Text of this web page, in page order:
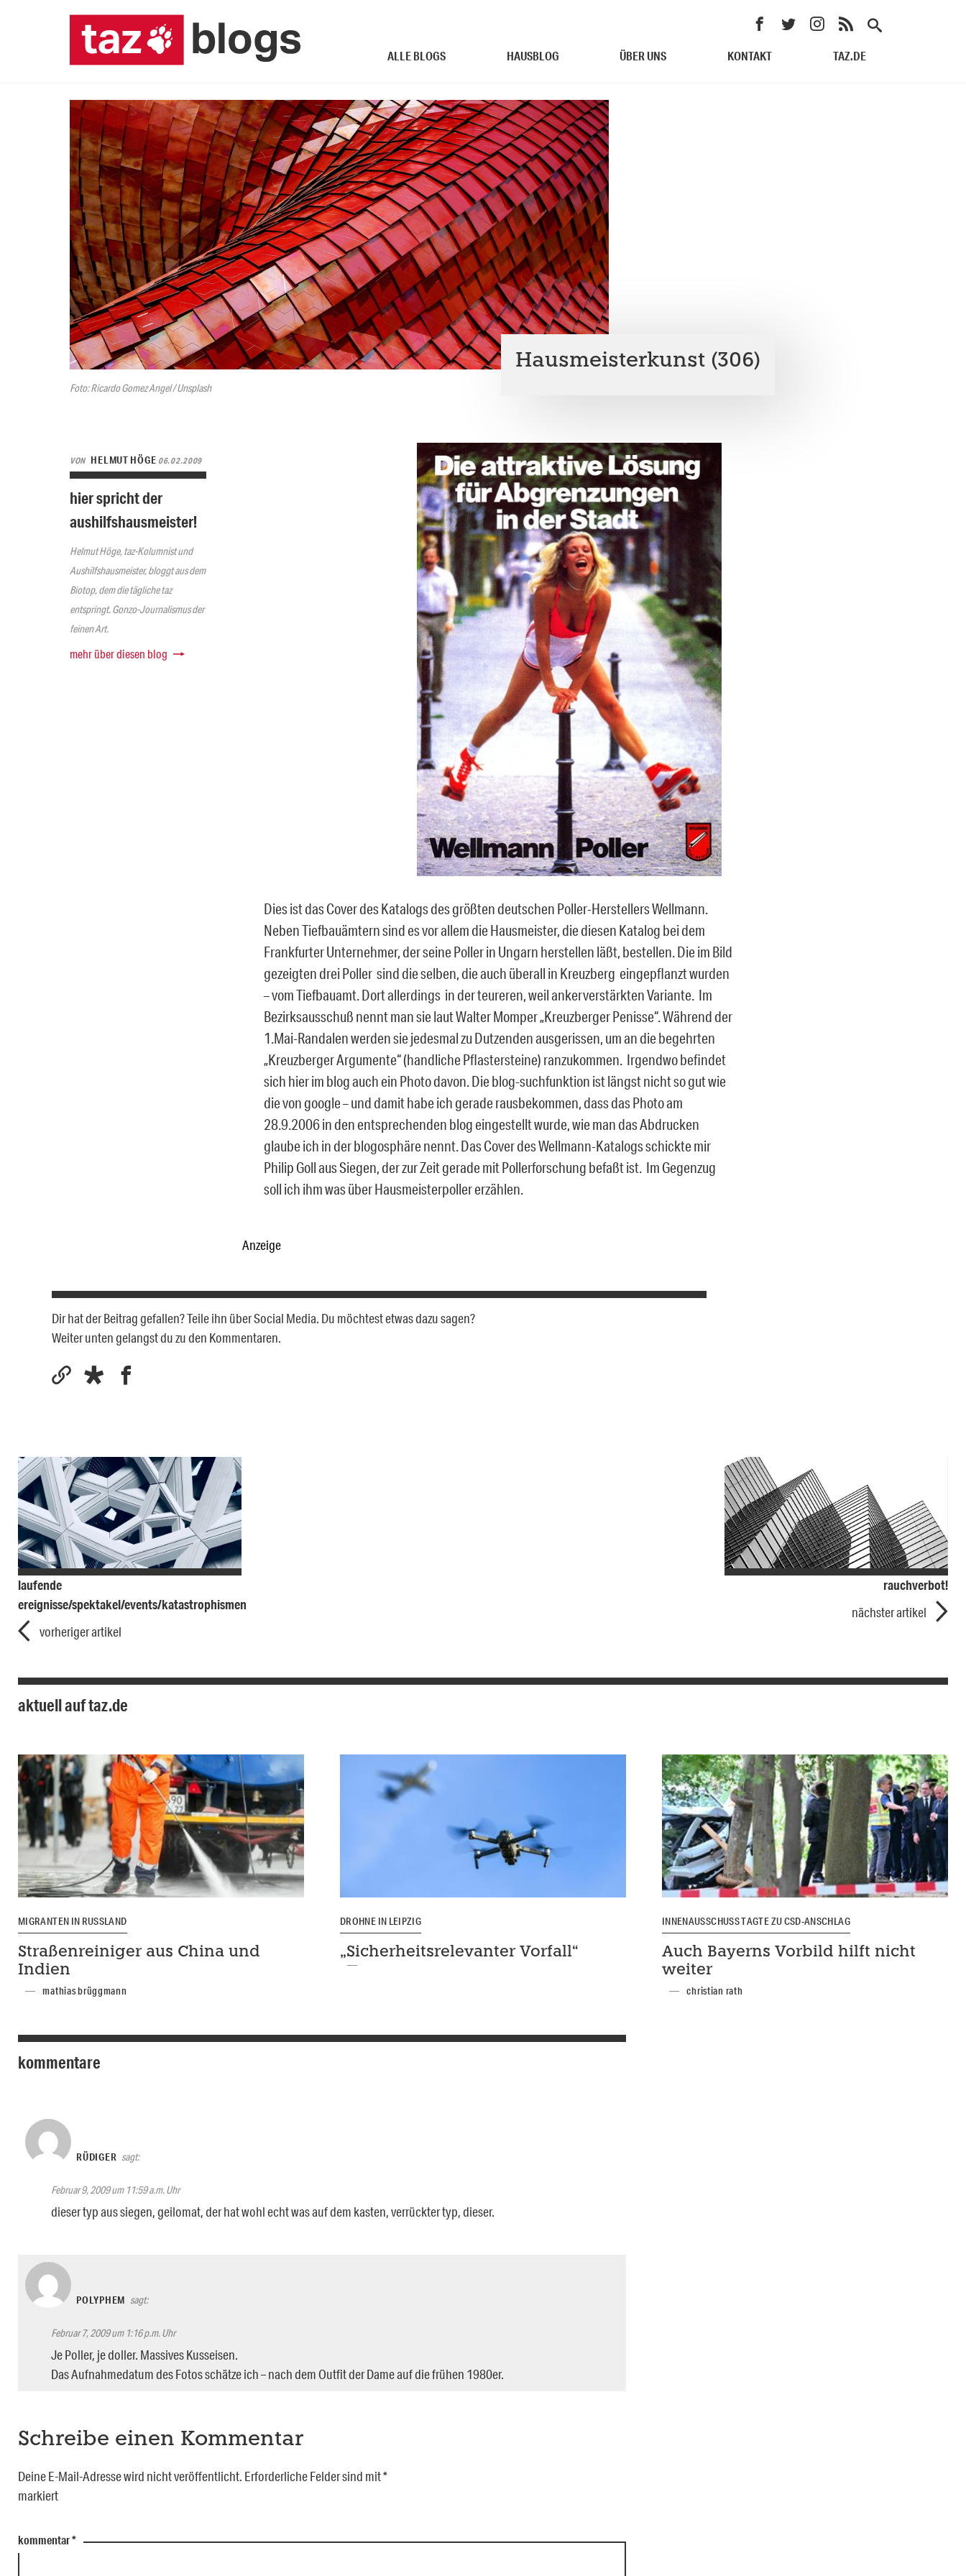
ALLE BLOGS HAUSBLOG ÜBER UNS KONTAKT TAZ.DE
Foto: Ricardo Gomez Angel / Unsplash
Hausmeisterkunst (306)
VON HELMUT HÖGE 06.02.2009
hier spricht der
aushilfshausmeister!
Helmut Höge, taz-Kolumnist und
Aushilfshausmeister, bloggt aus dem
Biotop, dem die tägliche taz
entspringt. Gonzo-Journalismus der
feinen Art.
mehr über diesen blog
Dies ist das Cover des Katalogs des größten deutschen Poller-Herstellers Wellmann.
Neben Tiefbauämtern sind es vor allem die Hausmeister, die diesen Katalog bei dem
Frankfurter Unternehmer, der seine Poller in Ungarn herstellen läßt, bestellen. Die im Bild
gezeigten drei Poller sind die selben, die auch überall in Kreuzberg eingepflanzt wurden
– vom Tiefbauamt. Dort allerdings in der teureren, weil ankerverstärkten Variante. Im
Bezirksausschuß nennt man sie laut Walter Momper „Kreuzberger Penisse“. Während der
1.Mai-Randalen werden sie jedesmal zu Dutzenden ausgerissen, um an die begehrten
„Kreuzberger Argumente“ (handliche Pflastersteine) ranzukommen. Irgendwo befindet
sich hier im blog auch ein Photo davon. Die blog-suchfunktion ist längst nicht so gut wie
die von google – und damit habe ich gerade rausbekommen, dass das Photo am
28.9.2006 in den entsprechenden blog eingestellt wurde, wie man das Abdrucken
glaube ich in der blogosphäre nennt. Das Cover des Wellmann-Katalogs schickte mir
Philip Goll aus Siegen, der zur Zeit gerade mit Pollerforschung befaßt ist. Im Gegenzug
soll ich ihm was über Hausmeisterpoller erzählen.
Anzeige
Dir hat der Beitrag gefallen? Teile ihn über Social Media. Du möchtest etwas dazu sagen?
Weiter unten gelangst du zu den Kommentaren.
laufende
ereignisse/spektakel/events/katastrophismen
vorheriger artikel
rauchverbot!
nächster artikel
aktuell auf taz.de
MIGRANTEN IN RUSSLAND
Straßenreiniger aus China und
Indien
mathias brüggmann
DROHNE IN LEIPZIG
„Sicherheitsrelevanter Vorfall“
INNENAUSSCHUSS TAGTE ZU CSD-ANSCHLAG
Auch Bayerns Vorbild hilft nicht
weiter
christian rath
kommentare
RÜDIGER sagt:
Februar 9, 2009 um 11:59 a.m. Uhr
dieser typ aus siegen, geilomat, der hat wohl echt was auf dem kasten, verrückter typ, dieser.
POLYPHEM sagt:
Februar 7, 2009 um 1:16 p.m. Uhr
Je Poller, je doller. Massives Kusseisen.
Das Aufnahmedatum des Fotos schätze ich – nach dem Outfit der Dame auf die frühen 1980er.
Schreibe einen Kommentar
Deine E-Mail-Adresse wird nicht veröffentlicht. Erforderliche Felder sind mit*
markiert
kommentar*